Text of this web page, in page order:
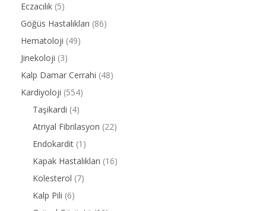
Eczacılık (5)
Göğüs Hastalıkları (86)
Hematoloji (49)
Jinekoloji (3)
Kalp Damar Cerrahi (48)
Kardiyoloji (554)
Taşikardi (4)
Atriyal Fibrilasyon (22)
Endokardit (1)
Kapak Hastalıkları (16)
Kolesterol (7)
Kalp Pili (6)